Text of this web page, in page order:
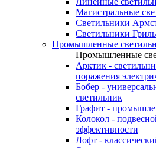
Магистральные
Светильники
Светильники
Промышленные
Промышленные
Арктик -
поражения
Бобер -
светильник
Графит -
Колокол -
эффективности
Лофт -